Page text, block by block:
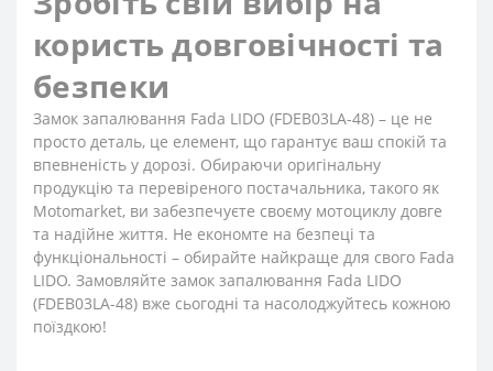
користь довговічності та
безпеки
Замок запалювання Fada LIDO (FDEB03LA-48) – це не
просто деталь, це елемент, що гарантує ваш спокій та
впевненість у дорозі. Обираючи оригінальну
продукцію та перевіреного постачальника, такого як
Motomarket, ви забезпечуєте своєму мотоциклу довге
та надійне життя. Не економте на безпеці та
функціональності – обирайте найкраще для свого Fada
LIDO. Замовляйте замок запалювання Fada LIDO
(FDEB03LA-48) вже сьогодні та насолоджуйтесь кожною
поїздкою!